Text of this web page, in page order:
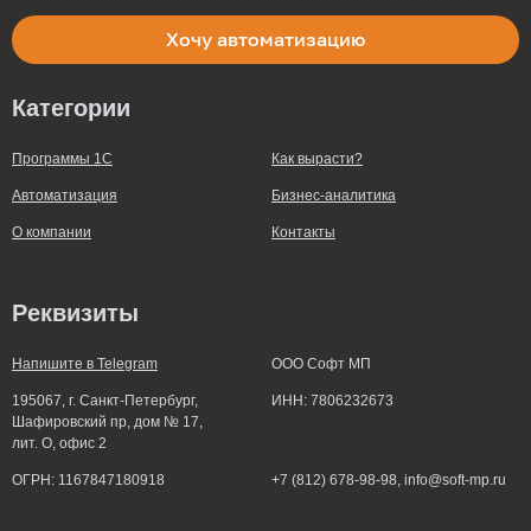
Категории
Программы 1С Как вырасти?
Автоматизация Бизнес-аналитика
О компании Контакты
Реквизиты
ООО Софт МП
ИНН: 7806232673
ОГРН: 1167847180918
195067, г. Санкт-Петербург,
Шафировский пр, дом № 17,
лит. О, офис 2
+7 (812) 678-98-98 , info@soft-mp.ru
Напишите в Telegram
Хочу автоматизацию